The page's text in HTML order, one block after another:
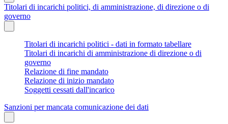
Titolari di incarichi politici, di amministrazione, di direzione o di
governo
Titolari di incarichi politici - dati in formato tabellare
Titolari di incarichi di amministrazione di direzione o di
governo
Relazione di fine mandato
Relazione di inizio mandato
Soggetti cessati dall'incarico
Sanzioni per mancata comunicazione dei dati